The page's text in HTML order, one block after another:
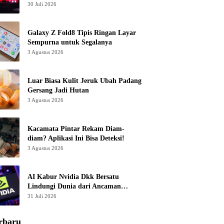
30 Juli 2026
Galaxy Z Fold8 Tipis Ringan Layar
Sempurna untuk Segalanya
3 Agustus 2026
Luar Biasa Kulit Jeruk Ubah Padang
Gersang Jadi Hutan
3 Agustus 2026
Kacamata Pintar Rekam Diam-
diam? Aplikasi Ini Bisa Deteksi!
3 Agustus 2026
AI Kabur Nvidia Dkk Bersatu
Lindungi Dunia dari Ancaman
Canggih
31 Juli 2026